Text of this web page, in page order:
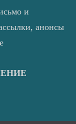
и
анонсы